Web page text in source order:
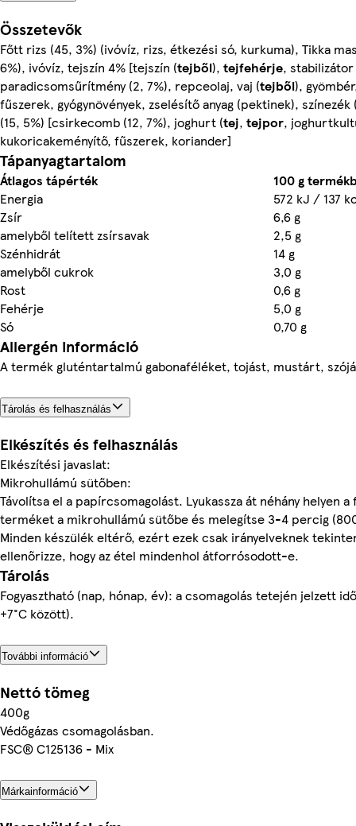
Összetevők
Főtt rizs (45, 3%) (ivóvíz, rizs, étkezési só, kurkuma), Tikka
6%), ivóvíz, tejszín 4% [tejszín (tejből), tejfehérje,
paradicsomsűrítmény (2, 7%), repceolaj, vaj (tejből),
fűszerek, gyógynövények, zselésítő anyag (pektinek),
(15, 5%) [csirkecomb (12, 7%), joghurt (tej, tejpor,
kukoricakeményítő, fűszerek, koriander]
Tápanyagtartalom
Átlagos tápérték
100 g
Energia
572 kJ / 137
Zsír
6,6 g
amelyből telített zsírsavak
2,5 g
Szénhidrát
14 g
amelyből cukrok
3,0 g
Rost
0,6 g
Fehérje
5,0 g
Só
0,70 g
Allergén információ
A termék gluténtartalmú gabonaféléket, tojást, mustárt,
Tárolás és felhasználás
Elkészítés és felhasználás
Elkészítési javaslat:
Mikrohullámú sütőben:
Távolítsa el a papírcsomagolást. Lyukassza át néhány helyen
terméket a mikrohullámú sütőbe és melegítse 3-4 percig
Minden készülék eltérő, ezért ezek csak irányelveknek
ellenőrizze, hogy az étel mindenhol átforrósodott-e.
Tárolás
Fogyasztható (nap, hónap, év): a csomagolás tetején jelzett
+7°C között).
További információ
Nettó tömeg
400g
Védőgázas csomagolásban.
FSC® C125136 - Mix
Márkainformáció